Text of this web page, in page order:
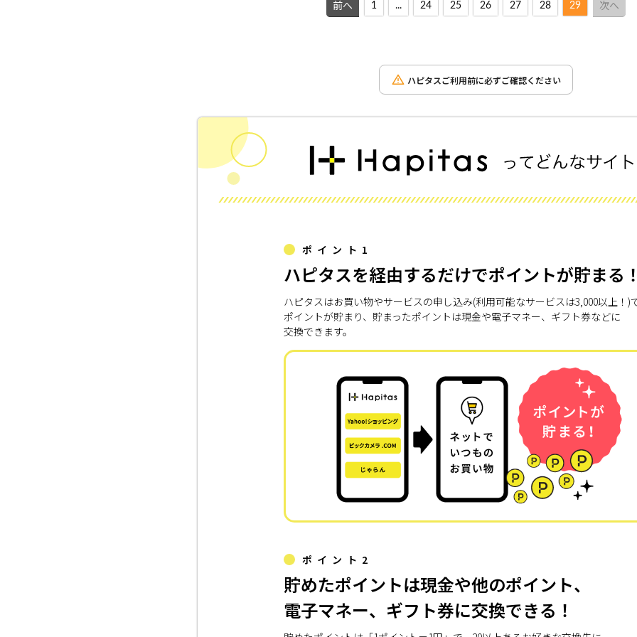
前へ 1 ... 24 25 26 27 28 29 次へ
ハピタスご利用前に必ずご確認ください
ポイント1
ハピタスを経由するだけでポイントが貯まる
ハピタスはお買い物やサービスの申し込み(利用可能なサービスは3,000以上！)
ポイントが貯まり、貯まったポイントは現金や電子マネー、ギフト券などに
交換できます。
ポイント2
貯めたポイントは現金や他のポイント、
電子マネー、ギフト券に交換できる！